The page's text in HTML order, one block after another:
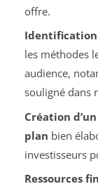
offre.
Identification
les méthodes
audience,
souligné dans
Création
plan bien
investisseurs
Ressources